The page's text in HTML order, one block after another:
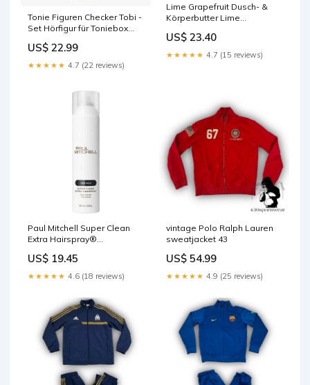
Tonie Figuren Checker Tobi -
Set Hörfigur für Toniebox
US$ 22.99
★★★★★ 4.7 (22 reviews)
Lime Grapefruit Dusch- &
Körperbutter Lime
US$ 23.40
★★★★★ 4.7 (15 reviews)
Paul Mitchell Super Clean
Extra Hairspray®
US$ 19.45
★★★★★ 4.6 (18 reviews)
vintage Polo Ralph Lauren
sweatjacket 43
US$ 54.99
★★★★★ 4.9 (25 reviews)